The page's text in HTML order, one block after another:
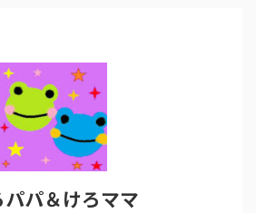
パパ＆けろママ